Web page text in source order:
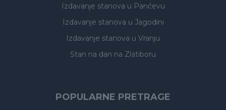
Izdavanje stanova u Pančevu
Izdavanje stanova u Jagodini
Izdavanje stanova u Vranju
Stan na dan na Zlatiboru
POPULARNE PRETRAGE